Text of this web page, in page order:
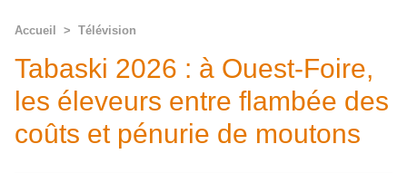
Accueil > Télévision
Tabaski 2026 : à Ouest-Foire,
les éleveurs entre flambée des
coûts et pénurie de moutons